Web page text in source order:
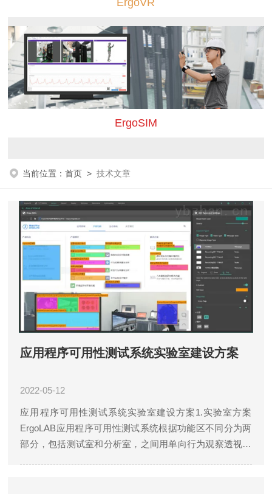
ErgoVR
ErgoSIM
当前位置：首页 >技术文章
应用程序可用性测试系统实验室建设方案
2022-05-12
应用程序可用性测试系统实验室建设方案1.实验室方案
ErgoLAB应用程序可用性测试系统根据功能区不同分为两
部分，包括测试室和分析室，之间用单向行为观察透视玻